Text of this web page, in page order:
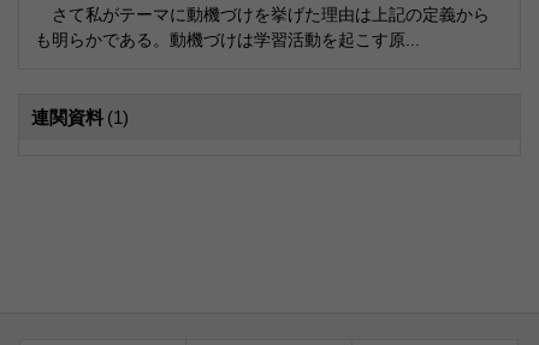
さて私がテーマに動機づけを挙げた理由は上記の定義から
も明らかである。動機づけは学習活動を起こす原...
連関資料 (1)